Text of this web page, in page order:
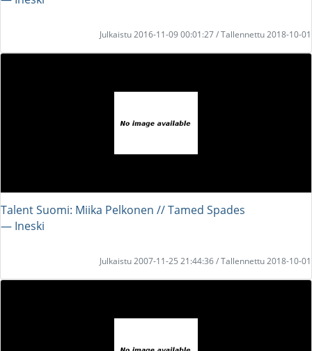
Julkaistu 2016-11-09 00:01:27 / Tallennettu 2018-10-01
Talent Suomi: Miika Pelkonen // Tamed Spades
― Ineski
Julkaistu 2007-11-25 21:44:36 / Tallennettu 2018-10-01